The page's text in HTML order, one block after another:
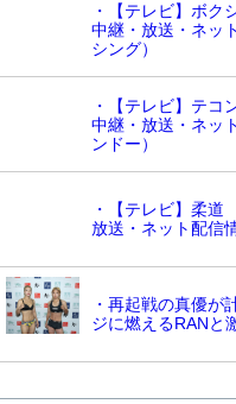
・【テレビ】ボク
中継・放送・ネッ
シング）
・【テレビ】テコ
中継・放送・ネッ
ンドー）
・【テレビ】柔道
放送・ネット配信
・再起戦の真優が
ジに燃えるRANと